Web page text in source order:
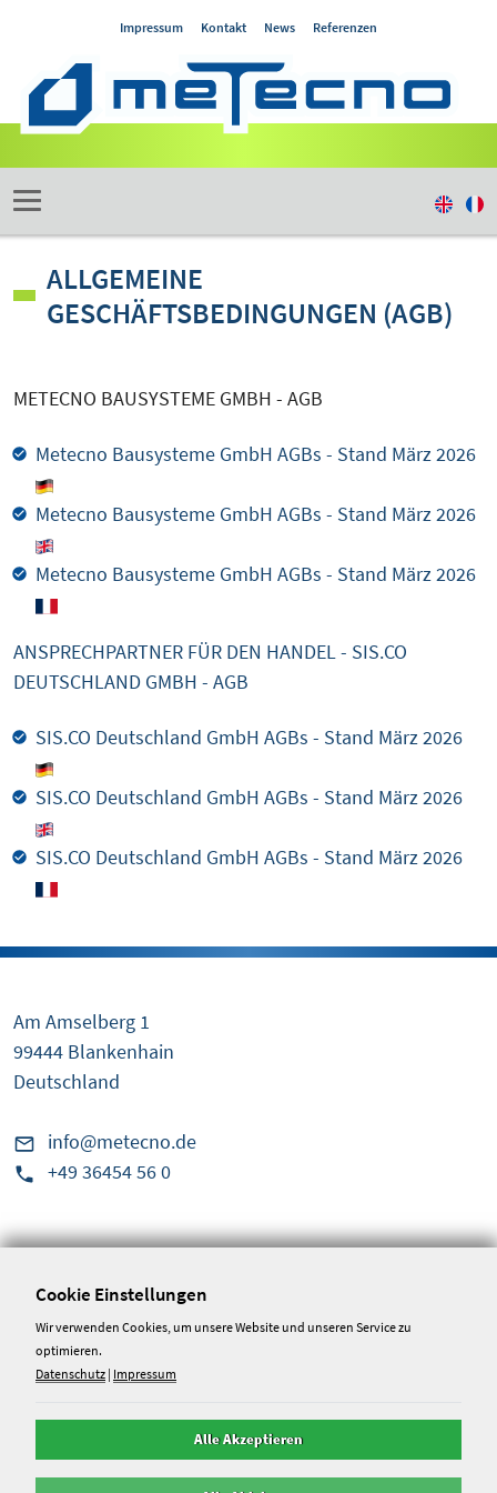
Impressum Kontakt News Referenzen
ALLGEMEINE
GESCHÄFTSBEDINGUNGEN (AGB)
METECNO BAUSYSTEME GMBH - AGB
Metecno Bausysteme GmbH AGBs - Stand März 2026
Metecno Bausysteme GmbH AGBs - Stand März 2026
Metecno Bausysteme GmbH AGBs - Stand März 2026
ANSPRECHPARTNER FÜR DEN HANDEL - SIS.CO
DEUTSCHLAND GMBH - AGB
SIS.CO Deutschland GmbH AGBs - Stand März 2026
SIS.CO Deutschland GmbH AGBs - Stand März 2026
SIS.CO Deutschland GmbH AGBs - Stand März 2026
Am Amselberg 1
99444 Blankenhain
Deutschland
info@metecno.de
+49 36454 56 0
Disclaimer /
Datenschutz
Hinweisgeberportal
Cookie Einstellungen
Wir verwenden Cookies, um unsere Website und unseren Service zu
optimieren.
Datenschutz | Impressum
Alle Akzeptieren